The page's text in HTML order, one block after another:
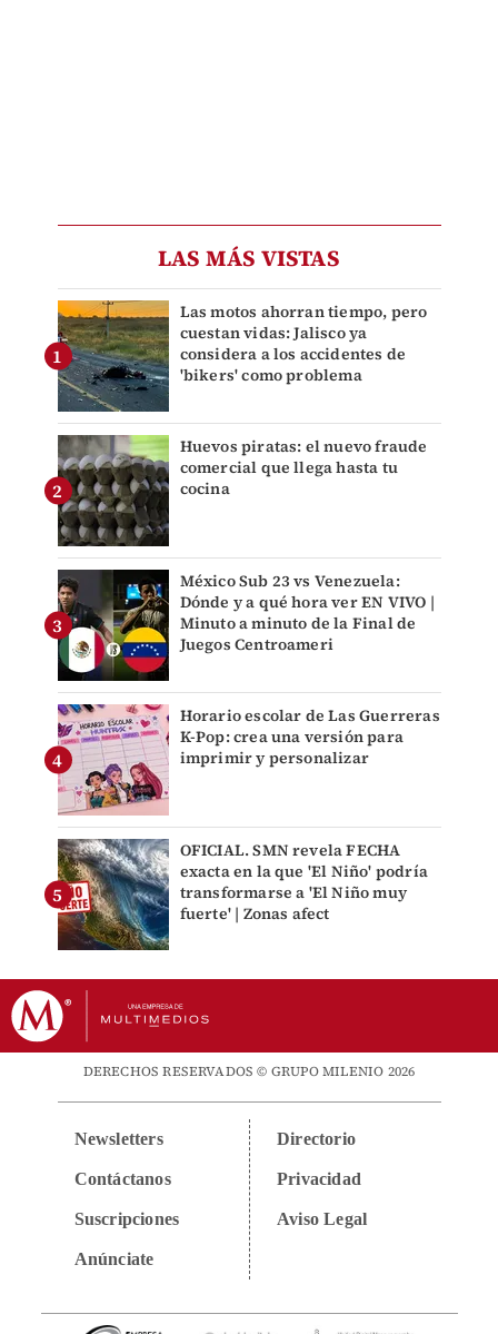
LAS MÁS VISTAS
Las motos ahorran tiempo, pero
cuestan vidas: Jalisco ya
considera a los accidentes de
'bikers' como problema
Huevos piratas: el nuevo fraude
comercial que llega hasta tu
cocina
México Sub 23 vs Venezuela:
Dónde y a qué hora ver EN VIVO |
Minuto a minuto de la Final de
Juegos Centroameri
Horario escolar de Las Guerreras
K-Pop: crea una versión para
imprimir y personalizar
OFICIAL. SMN revela FECHA
exacta en la que 'El Niño' podría
transformarse a 'El Niño muy
fuerte' | Zonas afect
DERECHOS RESERVADOS © GRUPO MILENIO 2026
Newsletters
Contáctanos
Suscripciones
Anúnciate
Directorio
Privacidad
Aviso Legal